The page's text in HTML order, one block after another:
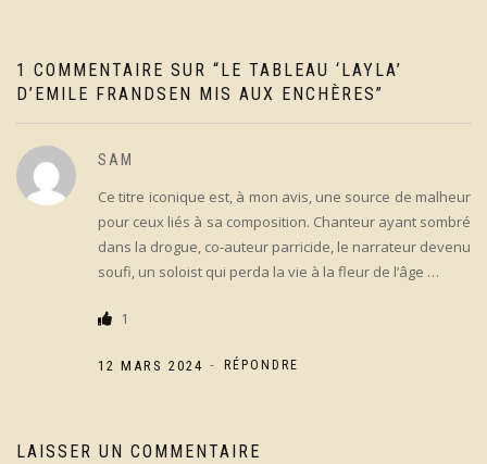
1 COMMENTAIRE SUR “ LE TABLEAU ‘LAYLA’
D’EMILE FRANDSEN MIS AUX ENCHÈRES”
SAM
Ce titre iconique est, à mon avis, une source de malheur
pour ceux liés à sa composition. Chanteur ayant sombré
dans la drogue, co-auteur parricide, le narrateur devenu
soufi, un soloist qui perda la vie à la fleur de l’âge …
1
12 MARS 2024 - RÉPONDRE
LAISSER UN COMMENTAIRE